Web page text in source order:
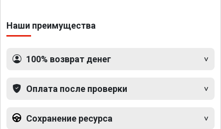
Наши преимущества
100% возврат денег
Оплата после проверки
Сохранение ресурса